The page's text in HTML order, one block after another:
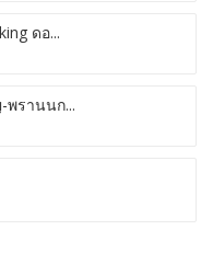
ดอ...
พรานนก...